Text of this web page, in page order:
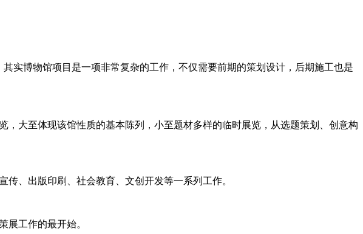
实博物馆项目是一项非常复杂的工作，不仅需要前期的策划设计，后期施工也是
大至体现该馆性质的基本陈列，小至题材多样的临时展览，从选题策划、创意构
、出版印刷、社会教育、文创开发等一系列工作。
展工作的最开始。